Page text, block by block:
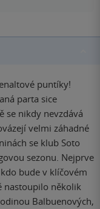
puntíky!
parta sice
se nikdy nevzdává
velmi záhadné
se klub Soto
sezonu. Nejprve
bude v klíčovém
nastoupilo několik
Balbuenových,